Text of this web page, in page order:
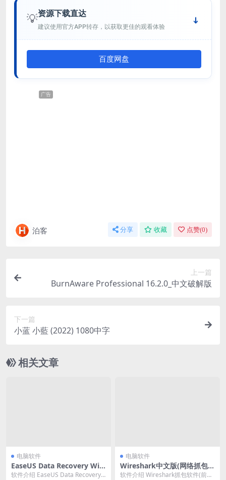
💡资源下载直达
建议使用官方APP转存，以获取更佳的观看体验
百度网盘
广告
泊客 分享 收藏 点赞(0)
上一篇
BurnAware Professional 16.2.0_中文破解版
下一篇
小蓝 小藍 (2022) 1080中字
相关文章
电脑软件
EaseUS Data Recovery Wiz
ard 15.8 破解版
软件介绍 EaseUS Data Recovery
电脑软件
Wireshark中文版(网络抓包工
具)_4.0.0绿色正式版
软件介绍 Wireshark抓包软件(前称